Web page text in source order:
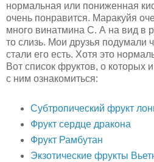
нормальная или пониженная
очень понравится. Маракуйя
много винатмина С. А на вид в
то слизь. Мои друзья подумали
стали его есть. Хотя это
Вот список фруктов, о которых
с ним ознакомиться:
Cубтропический фрукт
Фрукт сердце дракона
Фрукт Рамбутан
Экзотические фрукты